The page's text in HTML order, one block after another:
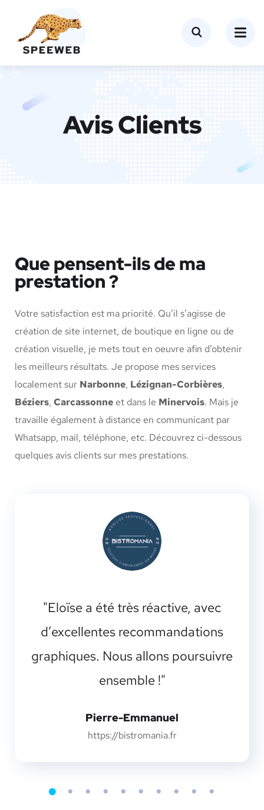
Avis Clients
Que pensent-ils de ma
prestation ?
Votre satisfaction est ma priorité. Qu’il s’agisse de
création de site internet, de boutique en ligne ou de
création visuelle, je mets tout en oeuvre afin d’obtenir
les meilleurs résultats. Je propose mes services
localement sur Narbonne, Lézignan-Corbières,
Béziers, Carcassonne et dans le Minervois. Mais je
travaille également à distance en communicant par
Whatsapp, mail, téléphone, etc. Découvrez ci-dessous
quelques avis clients sur mes prestations.
"Eloïse a été très réactive, avec
d’excellentes recommandations
graphiques. Nous allons poursuivre
ensemble !"
Pierre-Emmanuel
https://bistromania.fr